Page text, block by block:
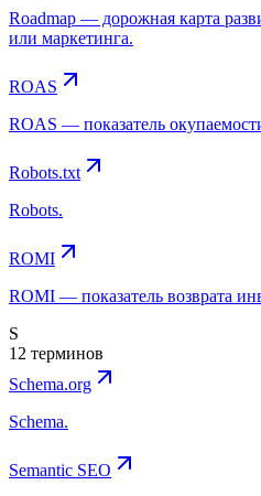
Roadmap — дорожная карта
или маркетинга.
ROAS
ROAS — показатель
Robots.txt
Robots.
ROMI
ROMI — показатель возврата
S
12 терминов
Schema.org
Schema.
Semantic SEO